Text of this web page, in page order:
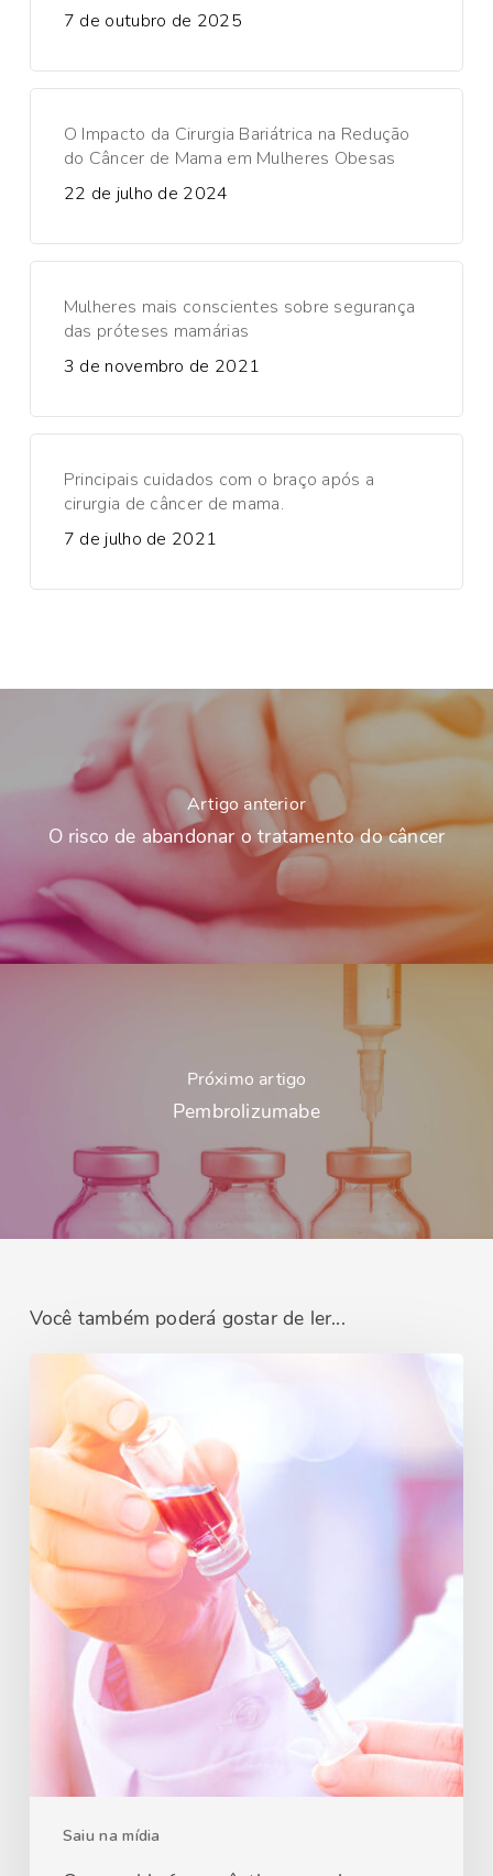
7 de outubro de 2025
O Impacto da Cirurgia Bariátrica na Redução
do Câncer de Mama em Mulheres Obesas
22 de julho de 2024
Mulheres mais conscientes sobre segurança
das próteses mamárias
3 de novembro de 2021
Principais cuidados com o braço após a
cirurgia de câncer de mama.
7 de julho de 2021
Artigo anterior
O risco de abandonar o tratamento do câncer
Próximo artigo
Pembrolizumabe
Você também poderá gostar de ler...
Saiu na mídia